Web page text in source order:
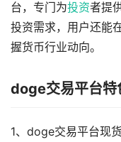
台，专门为投资者提
投资需求，用户还能
握货币行业动向。
doge交易平台特
1、doge交易平台现